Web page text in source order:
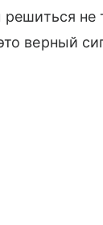
решиться
верный